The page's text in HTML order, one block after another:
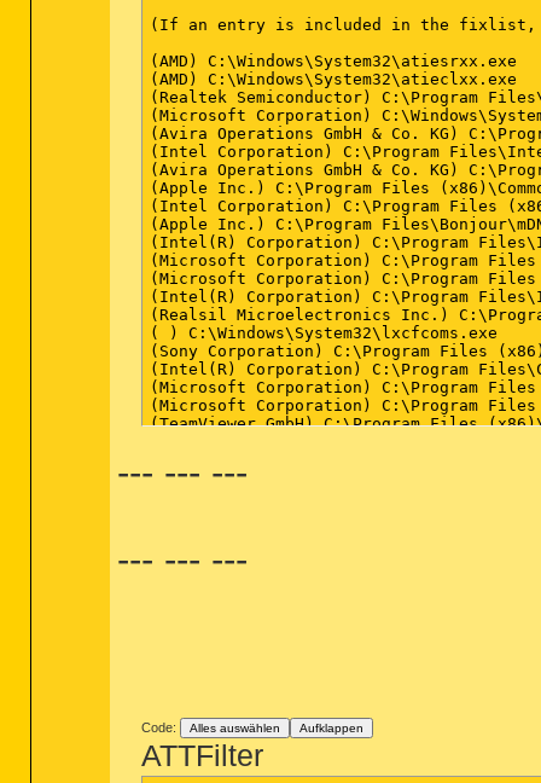
--- --- ---
--- --- ---
Code: Alles auswählen Aufklappen
ATTFilter